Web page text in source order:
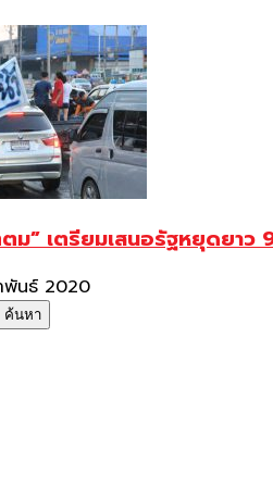
ม” เตรียมเสนอรัฐหยุดยาว
พันธ์ 2020